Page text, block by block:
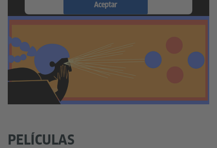
Aceptar
PELÍCULAS